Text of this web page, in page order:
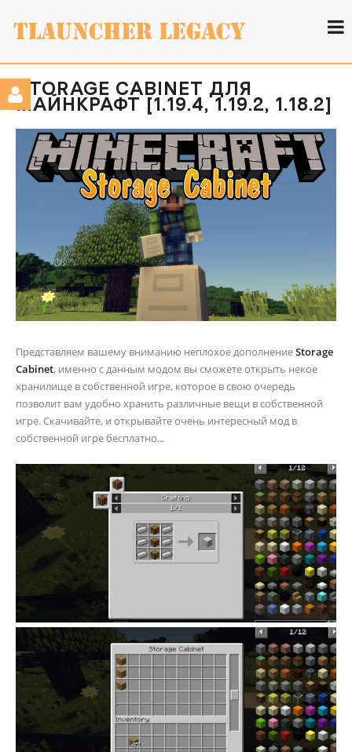
STORAGE CABINET ДЛЯ
МАЙНКРАФТ [1.19.4, 1.19.2, 1.18.2]
Представляем вашему вниманию неплохое дополнениеStorage
Cabinet, именно с данным модом вы сможете открыть некое
хранилище в собственной игре, которое в свою очередь
позволит вам удобно хранить различные вещи в собственной
игре. Скачивайте, и открывайте очень интересный мод в
собственной игре бесплатно...